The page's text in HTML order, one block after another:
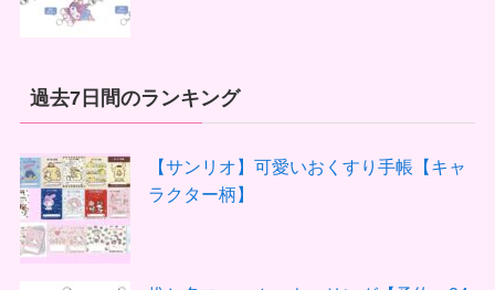
過去7日間のランキング
【サンリオ】可愛いおくすり手帳【キャ
ラクター柄】